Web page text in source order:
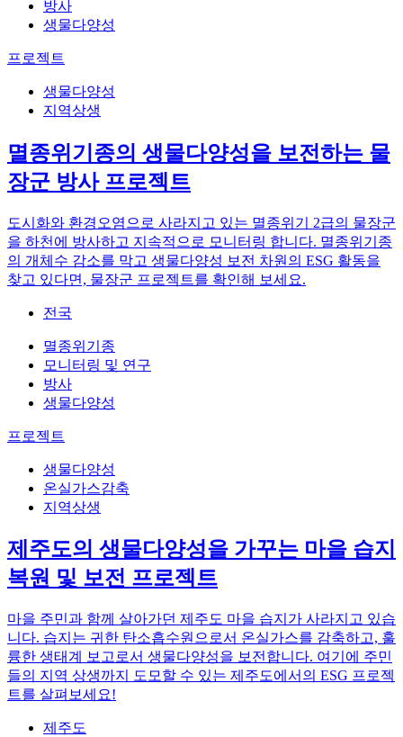
방사
생물다양성
프로젝트
생물다양성
지역상생
멸종위기종의 생물다양성을 보전하는 물
장군 방사 프로젝트
도시화와 환경오염으로 사라지고 있는 멸종위기 2급의 물장군
을 하천에 방사하고 지속적으로 모니터링 합니다. 멸종위기종
의 개체수 감소를 막고 생물다양성 보전 차원의 ESG 활동을
찾고 있다면, 물장군 프로젝트를 확인해 보세요.
전국
멸종위기종
모니터링 및 연구
방사
생물다양성
프로젝트
생물다양성
온실가스감축
지역상생
제주도의 생물다양성을 가꾸는 마을 습지
복원 및 보전 프로젝트
마을 주민과 함께 살아가던 제주도 마을 습지가 사라지고 있습
니다. 습지는 귀한 탄소흡수원으로서 온실가스를 감축하고, 훌
륭한 생태계 보고로서 생물다양성을 보전합니다. 여기에 주민
들의 지역 상생까지 도모할 수 있는 제주도에서의 ESG 프로젝
트를 살펴보세요!
제주도